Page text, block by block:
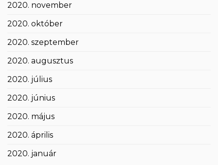
2020. november
2020. október
2020. szeptember
2020. augusztus
2020. július
2020. június
2020. május
2020. április
2020. január